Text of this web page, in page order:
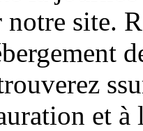
site.
et